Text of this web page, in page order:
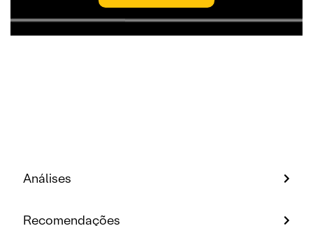
Análises
Recomendações